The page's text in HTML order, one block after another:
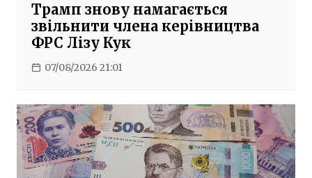
Трамп знову намагається
звільнити члена керівництва
ФРС Лізу Кук
07/08/2026 21:01